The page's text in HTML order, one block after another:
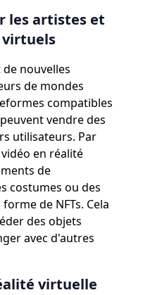
les artistes et
virtuels
de nouvelles
de mondes
compatibles
vendre des
utilisateurs. Par
en réalité
de
costumes ou des
de NFTs. Cela
des objets
avec d'autres
virtuelle